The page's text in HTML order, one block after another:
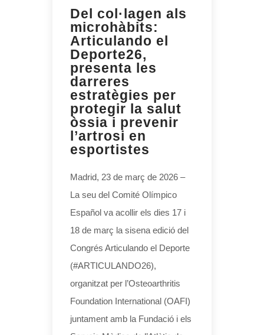
Del col·lagen als
microhàbits:
Articulando el
Deporte26,
presenta les
darreres
estratègies per
protegir la salut
òssia i prevenir
l’artrosi en
esportistes
Madrid, 23 de març de 2026 –
La seu del Comité Olímpico
Español va acollir els dies 17 i
18 de març la sisena edició del
Congrés Articulando el Deporte
(#ARTICULANDO26),
organitzat per l’Osteoarthritis
Foundation International (OAFI)
juntament amb la Fundació i els